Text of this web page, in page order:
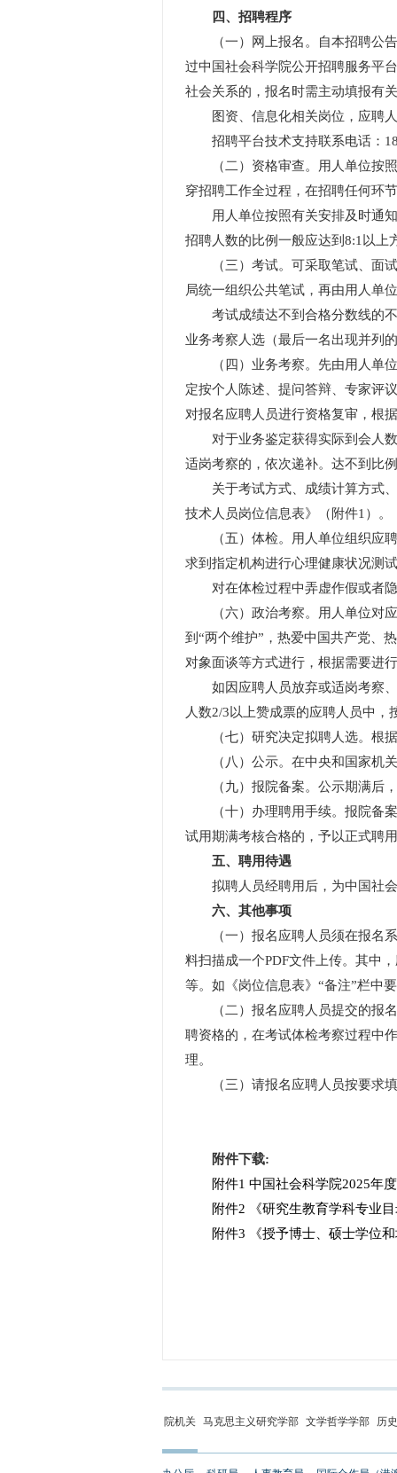
四、招聘程序
（一）网上报名。自本招聘公告
过中国社会科学院公开招聘服务平
社会关系的，报名时需主动填报有
图资、信息化相关岗位，应聘人
招聘平台技术支持联系电话：
（二）资格审查。用人单位按照
穿招聘工作全过程，在招聘任何环
用人单位按照有关安排及时通知
招聘人数的比例一般应达到8:1以上
（三）考试。可采取笔试、面试
局统一组织公共笔试，再由用人单
考试成绩达不到合格分数线的不
业务考察人选（最后一名出现并列
（四）业务考察。先由用人单位
定按个人陈述、提问答辩、专家评
对报名应聘人员进行资格复审，根
对于业务鉴定获得实际到会人数
适岗考察的，依次递补。达不到比
关于考试方式、成绩计算方式、
技术人员岗位信息表》（附件1）。
（五）体检。用人单位组织应聘
求到指定机构进行心理健康状况测
对在体检过程中弄虚作假或者隐
（六）政治考察。用人单位对应
到“两个维护”，热爱中国共产党、
对象面谈等方式进行，根据需要进
如因应聘人员放弃或适岗考察、
人数2/3以上赞成票的应聘人员中
（七）研究决定拟聘人选。根据
（八）公示。在中央和国家机关
（九）报院备案。公示期满后，
（十）办理聘用手续。报院备案
试用期满考核合格的，予以正式聘
五、聘用待遇
拟聘人员经聘用后，为中国社会
六、其他事项
（一）报名应聘人员须在报名系
料扫描成一个PDF文件上传。其中
等。如《岗位信息表》“备注”栏中
（二）报名应聘人员提交的报名
聘资格的，在考试体检考察过程中
理。
（三）请报名应聘人员按要求填
附件下载:
附件1 中国社会科学院2025年
附件2 《研究生教育学科专业
附件3 《授予博士、硕士学位
院机关 马克思主义研究学部 文学哲学学部 历